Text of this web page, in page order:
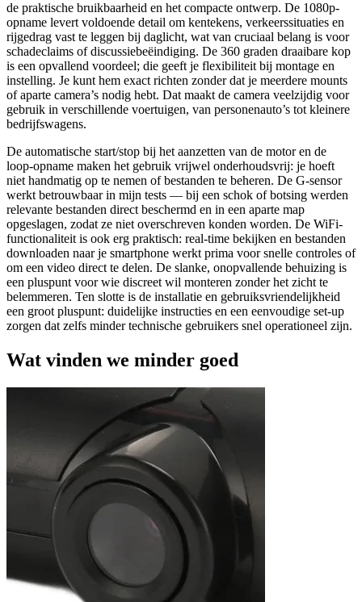
de praktische bruikbaarheid en het compacte ontwerp. De 1080p-
opname levert voldoende detail om kentekens, verkeerssituaties en
rijgedrag vast te leggen bij daglicht, wat van cruciaal belang is voor
schadeclaims of discussiebeëindiging. De 360 graden draaibare kop
is een opvallend voordeel; die geeft je flexibiliteit bij montage en
instelling. Je kunt hem exact richten zonder dat je meerdere mounts
of aparte camera’s nodig hebt. Dat maakt de camera veelzijdig voor
gebruik in verschillende voertuigen, van personenauto’s tot kleinere
bedrijfswagens.
De automatische start/stop bij het aanzetten van de motor en de
loop-opname maken het gebruik vrijwel onderhoudsvrij: je hoeft
niet handmatig op te nemen of bestanden te beheren. De G-sensor
werkt betrouwbaar in mijn tests — bij een schok of botsing werden
relevante bestanden direct beschermd en in een aparte map
opgeslagen, zodat ze niet overschreven konden worden. De WiFi-
functionaliteit is ook erg praktisch: real-time bekijken en bestanden
downloaden naar je smartphone werkt prima voor snelle controles of
om een video direct te delen. De slanke, onopvallende behuizing is
een pluspunt voor wie discreet wil monteren zonder het zicht te
belemmeren. Ten slotte is de installatie en gebruiksvriendelijkheid
een groot pluspunt: duidelijke instructies en een eenvoudige set-up
zorgen dat zelfs minder technische gebruikers snel operationeel zijn.
Wat vinden we minder goed